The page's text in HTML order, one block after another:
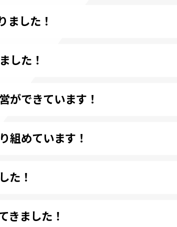
ました！
した！
ができています！
組めています！
た！
きました！